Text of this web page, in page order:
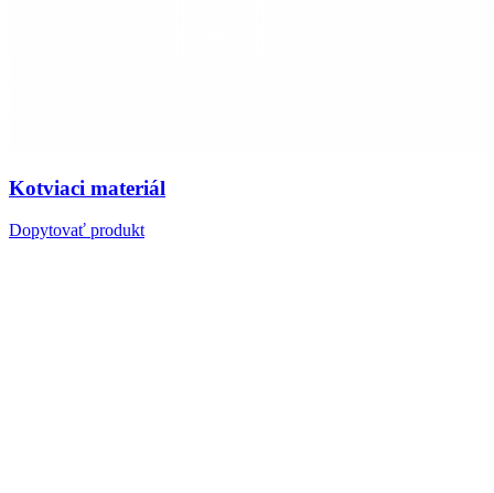
Kotviaci materiál
Dopytovať produkt